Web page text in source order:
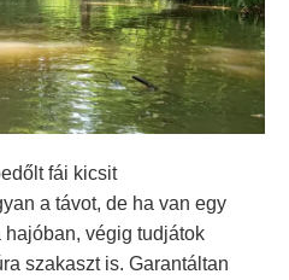
fái kicsit
a távot, de ha van egy
végig tudjátok
szakaszt is. Garantáltan